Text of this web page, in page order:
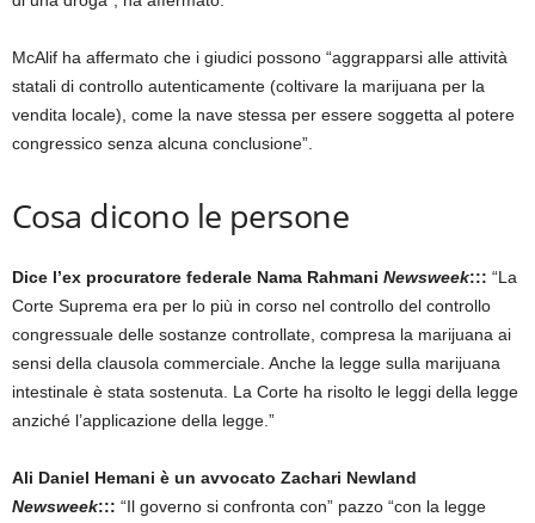
McAlif ha affermato che i giudici possono “aggrapparsi alle attività
statali di controllo autenticamente (coltivare la marijuana per la
vendita locale), come la nave stessa per essere soggetta al potere
congressico senza alcuna conclusione”.
Cosa dicono le persone
Dice l’ex procuratore federale Nama Rahmani Newsweek::: “La
Corte Suprema era per lo più in corso nel controllo del controllo
congressuale delle sostanze controllate, compresa la marijuana ai
sensi della clausola commerciale. Anche la legge sulla marijuana
intestinale è stata sostenuta. La Corte ha risolto le leggi della legge
anziché l’applicazione della legge.”
Ali Daniel Hemani è un avvocato Zachari Newland
Newsweek::: “Il governo si confronta con” pazzo “con la legge